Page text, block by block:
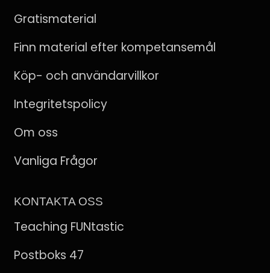
Gratismaterial
Finn material efter kompetansemål
Köp- och användarvillkor
Integritetspolicy
Om oss
Vanliga Frågor
KONTAKTA OSS
Teaching FUNtastic
Postboks 47